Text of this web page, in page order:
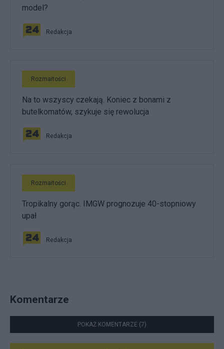
model?
Redakcja
Rozmaitości
Na to wszyscy czekają. Koniec z bonami z
butelkomatów, szykuje się rewolucja
Redakcja
Rozmaitości
Tropikalny gorąc. IMGW prognozuje 40-stopniowy
upał
Redakcja
Komentarze
POKAŻ KOMENTARZE (7)